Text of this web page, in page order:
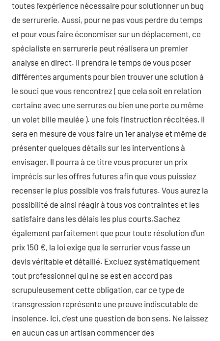
toutes l’expérience nécessaire pour solutionner un bug
de serrurerie. Aussi, pour ne pas vous perdre du temps
et pour vous faire économiser sur un déplacement, ce
spécialiste en serrurerie peut réalisera un premier
analyse en direct. Il prendra le temps de vous poser
différentes arguments pour bien trouver une solution à
le souci que vous rencontrez ( que cela soit en relation
certaine avec une serrures ou bien une porte ou même
un volet bille meulée ). une fois l’instruction récoltées, il
sera en mesure de vous faire un 1er analyse et même de
présenter quelques détails sur les interventions à
envisager. Il pourra à ce titre vous procurer un prix
imprécis sur les offres futures afin que vous puissiez
recenser le plus possible vos frais futures. Vous aurez la
possibilité de ainsi réagir à tous vos contraintes et les
satisfaire dans les délais les plus courts.Sachez
également parfaitement que pour toute résolution d’un
prix 150 €, la loi exige que le serrurier vous fasse un
devis véritable et détaillé. Excluez systématiquement
tout professionnel qui ne se est en accord pas
scrupuleusement cette obligation, car ce type de
transgression représente une preuve indiscutable de
insolence. Ici, c’est une question de bon sens. Ne laissez
en aucun cas un artisan commencer des